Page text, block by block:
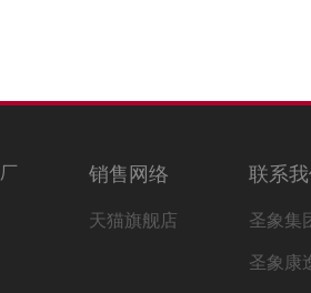
销售网络
天猫旗舰店
联系
圣象集
圣象康